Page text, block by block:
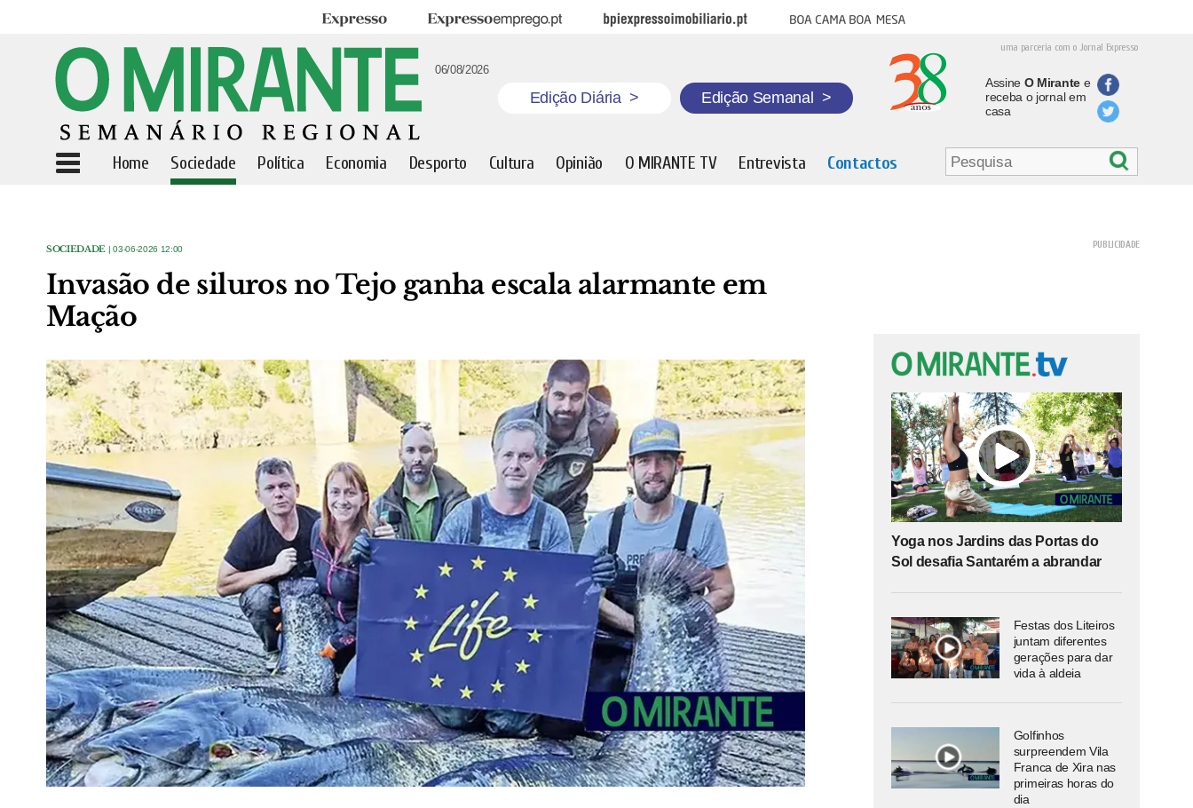
Expresso Expresso Emprego BPI Expresso Imobiliário Boa cama boa mesa
uma parceria com o Jornal Expresso
06/08/2026
Edição Diária > Edição Semanal >
Assine O Mirantee
receba o jornal em
casa
Home Sociedade Política Economia Desporto Cultura Opinião O MIRANTE TV Entrevista Contactos
SOCIEDADE | 03-06-2026 12:00
Invasão de siluros no Tejo ganha escala alarmante em
Mação
Yoga nos Jardins das Portas do
Sol desafia Santarém a abrandar
Festas dos Liteiros
juntam diferentes
gerações para dar
vida à aldeia
Golfinhos
surpreendem Vila
Franca de Xira nas
primeiras horas do
dia